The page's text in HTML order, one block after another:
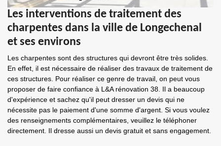
Les interventions de traitement des
charpentes dans la ville de Longechenal
et ses environs
Les charpentes sont des structures qui devront être très solides.
En effet, il est nécessaire de réaliser des travaux de traitement de
ces structures. Pour réaliser ce genre de travail, on peut vous
proposer de faire confiance à L&A rénovation 38. Il a beaucoup
d'expérience et sachez qu'il peut dresser un devis qui ne
nécessite pas le paiement d'une somme d'argent. Si vous voulez
des renseignements complémentaires, veuillez le téléphoner
directement. Il dresse aussi un devis gratuit et sans engagement.